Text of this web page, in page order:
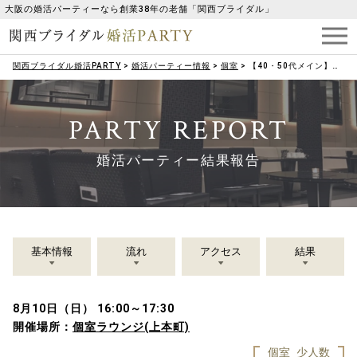
大阪の婚活パーティーなら創業38年の老舗「関西ブライダル」
関西ブライダル婚活PARTY > 婚活パーティー情報 > 個室 > 【40・50代メイン】生涯のパートナーを見つける♡いい人がいたらお付き合いしたい
PARTY REPORT
婚活パーティー結果報告
基本情報 流れ アクセス 結果
8月10日（日） 16:00～17:30
開催場所： 個室ラウンジ(上本町)
個室
少人数